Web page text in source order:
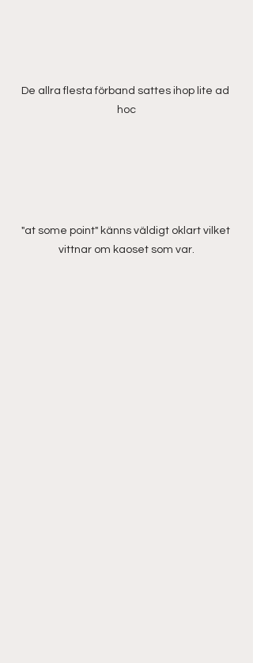
De allra flesta förband sattes ihop lite ad
hoc
"at some point" känns väldigt oklart vilket
vittnar om kaoset som var.